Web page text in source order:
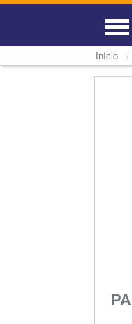
Início /